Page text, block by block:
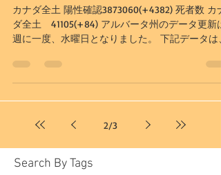
カナダ全土 陽性確認3873060(+4382) 死者数 カナ
ダ全土 41105(+84) アルバータ州のデータ更新は
週に一度、水曜日となりました。 下記データは
確認583112(+2231） 入院者数931（-109）I...
2/3
Search By Tags